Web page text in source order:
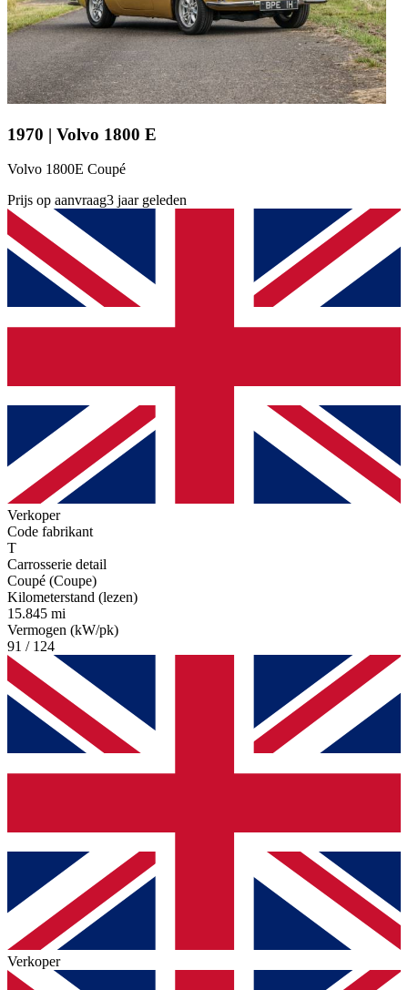
1970 | Volvo 1800 E
Volvo 1800E Coupé
Prijs op aanvraag3 jaar geleden
Verkoper
Code fabrikant
T
Carrosserie detail
Coupé (Coupe)
Kilometerstand (lezen)
15.845 mi
Vermogen (kW/pk)
91 / 124
Verkoper